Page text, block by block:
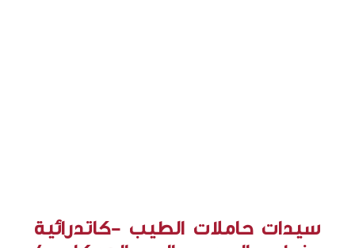
سيدات حاملات الطيب -كاتدرائية